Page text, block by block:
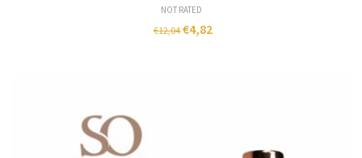
NOT RATED
€12,04 €4,82